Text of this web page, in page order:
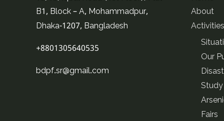
B1, Block – A, Mohammadpur,
Dhaka-1207, Bangladesh
+8801305640535
bdpf.sr@gmail.com
About
Activities
Our
Fairs